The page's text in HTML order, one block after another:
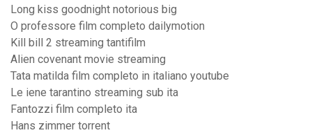
Long kiss goodnight notorious big
O professore film completo dailymotion
Kill bill 2 streaming tantifilm
Alien covenant movie streaming
Tata matilda film completo in italiano youtube
Le iene tarantino streaming sub ita
Fantozzi film completo ita
Hans zimmer torrent